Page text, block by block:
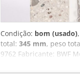
Condição: bom (usado)
total: 345 mm, peso
9762 Fabricante: BWF
Altura: 135 mm Peso: